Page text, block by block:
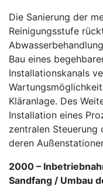
Die Sanierung der
Reinigungsstufe
Bau eines
Installationskanals
Kläranlage. Des
Installation eines
zentralen Steuerung
deren
2000 –
Sandfang / Umbau